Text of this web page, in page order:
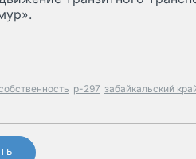
р-297 забайкальский